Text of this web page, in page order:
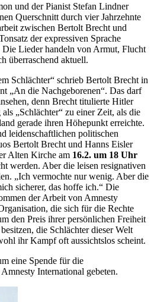
und der Pianist Stefan Lindner
Querschnitt durch vier Jahrzehnte
zwischen Bertolt Brecht und
der expressiven Sprache
Die Lieder handeln von Armut, Flucht
überraschend aktuell.
Schlächter“ schrieb Bertolt Brecht in
„An die Nachgeborenen“. Das darf
denn Brecht titulierte Hitler
„Schlächter“ zu einer Zeit, als die
gerade ihren Höhepunkt erreichte.
leidenschaftlichen politischen
Bertolt Brecht und Hanns Eisler
Alten Kirche am 16.2. um 18 Uhr
werden. Aber die leisen resignativen
„Ich vermochte nur wenig. Aber die
sicherer, das hoffe ich.“ Die
der Arbeit von Amnesty
die sich für die Rechte
den Preis ihrer persönlichen Freiheit
die Schlächter dieser Welt
ihr Kampf oft aussichtslos scheint.
eine Spende für die
International gebeten.